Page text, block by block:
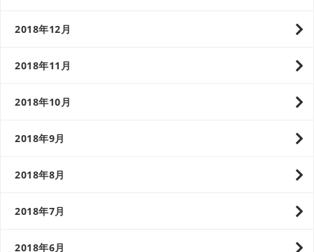
2018年12月
2018年11月
2018年10月
2018年9月
2018年8月
2018年7月
2018年6月